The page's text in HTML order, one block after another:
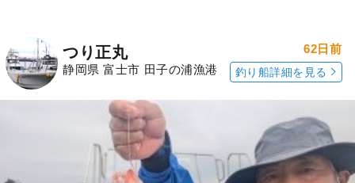
つり正丸
静岡県 富士市 田子の浦漁港
62日前
釣り船詳細を見る